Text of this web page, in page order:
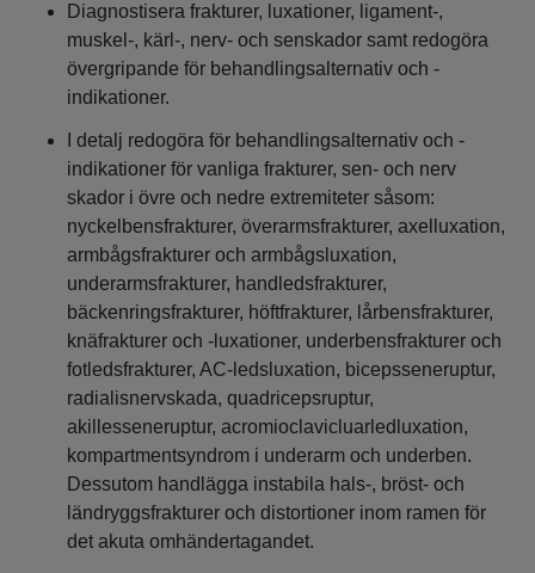
Diagnostisera frakturer, luxationer, ligament-,
muskel-, kärl-, nerv- och senskador samt redogöra
övergripande för behandlingsalternativ och -
indikationer.
I detalj redogöra för behandlingsalternativ och -
indikationer för vanliga frakturer, sen- och nerv
skador i övre och nedre extremiteter såsom:
nyckelbensfrakturer, överarmsfrakturer, axelluxation,
armbågsfrakturer och armbågsluxation,
underarmsfrakturer, handledsfrakturer,
bäckenringsfrakturer, höftfrakturer, lårbensfrakturer,
knäfrakturer och -luxationer, underbensfrakturer och
fotledsfrakturer, AC-ledsluxation, bicepsseneruptur,
radialisnervskada, quadricepsruptur,
akillesseneruptur, acromioclavicluarledluxation,
kompartmentsyndrom i underarm och underben.
Dessutom handlägga instabila hals-, bröst- och
ländryggsfrakturer och distortioner inom ramen för
det akuta omhändertagandet.